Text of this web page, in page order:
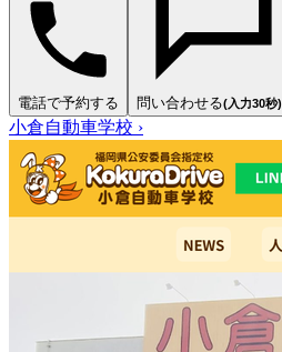
電話で予約する 問い合わせる(入力30秒)
小倉自動車学校 ›